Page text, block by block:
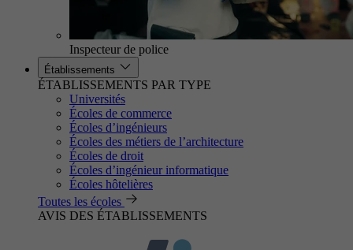
Inspecteur de police
Établissements
ÉTABLISSEMENTS PAR TYPE
Universités
Écoles de commerce
Écoles d’ingénieurs
Écoles des métiers de l’architecture
Écoles de droit
Écoles d’ingénieur informatique
Écoles hôtelières
Toutes les écoles
AVIS DES ÉTABLISSEMENTS